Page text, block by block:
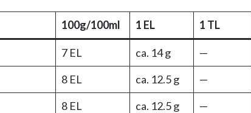
100g/100ml 1 EL 1 TL
7 EL ca. 14 g
—
8 EL ca. 12.5 g
—
8 EL ca. 12.5 g
—